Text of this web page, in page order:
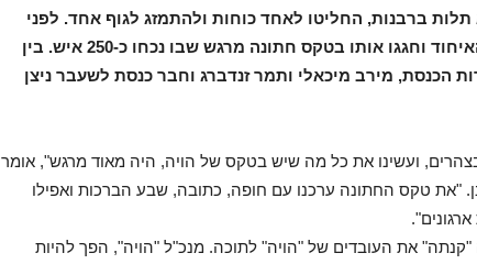
תלות ברבנות, החליטו לאחד כוחות ולהתמזג לגוף אחד. לפני
כשבוע השיקו שניהם באופן רשמי את האיחוד וחגגו אותו בטקס חתונה מרגש שבו נכחו כ-250 איש. בין
הכנסת, מירב מיכאלי ותמר זנדברג וחבר כנסת לשעבר ניצן
ועשינו את כל מה שיש בטקס של הויה, היה מאוד מרגש", אומר
"את טקס החתונה ערכנו עם חופה, כתובה, שבע הברכות ואפילו
את העובדים של "הויה" לתוכה. מנכ"ל "הויה", הפך להיות